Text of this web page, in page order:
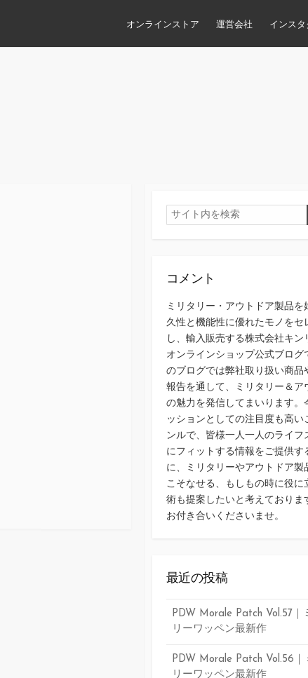
オンラインストア 運営会社 インス
検
索
コメント
ミリタリー・アウトドア製品を
久性と機能性に優れたモノをセ
し、輸入販売する株式会社キン
オンラインショップ公式ブログ
のブログでは弊社取り扱い商品
報告を通して、ミリタリー＆ア
の魅力を発信してまいります。
ッションとしての注目度も高い
ンルで、皆様一人一人のライフ
にフィットする情報をご提供す
に、ミリタリーやアウトドア製
こそなせる、もしもの時に役に
術も提案したいと考えておりま
お付き合いくださいませ。
最近の投稿
PDW Morale Patch Vol.57｜
リーワッペン最新作
PDW Morale Patch Vol.56｜
リーワッペン最新作